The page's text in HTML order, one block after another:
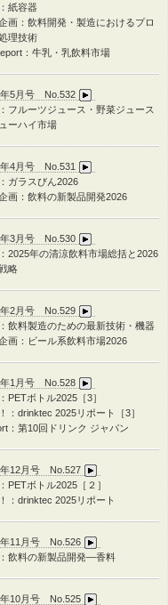
紙容器
画：飲料開発・製造におけるプロ
理技術
：牛乳・乳飲料市場
5月号 No.532
フルーツジュース・野菜ジュース
ーハイ市場
4月号 No.531
ガラスびん2026
画：飲料の新製品開発2026
3月号 No.530
2025年の清涼飲料市場総括と2026
略
2月号 No.529
飲料製造のための最新技術・機器
画：ビール系飲料市場2026
1月号 No.528
PETボトル2025［3］
：drinktec 2025リポート［3］
：第10回ドリンク ジャパン
12月号 No.527
PETボトル2025［２］
： drinktec 2025リポート
11月号 No.526
飲料の新製品開発―香料
10月号 No.525